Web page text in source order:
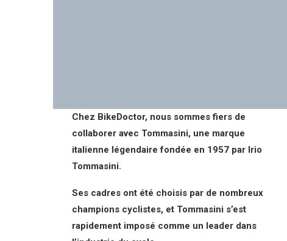
Chez BikeDoctor, nous sommes fiers de
collaborer avec Tommasini, une marque
italienne légendaire fondée en 1957 par Irio
Tommasini.
Ses cadres ont été choisis par de nombreux
champions cyclistes, et Tommasini s’est
rapidement imposé comme un leader dans